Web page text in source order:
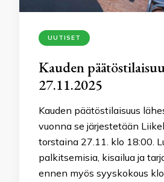
UUTISET
Kauden
27.11.2025
Kauden päätöstilaisuus
vuonna se järjestetään
torstaina 27.11. klo 18:00.
palkitsemisia, kisailua ja
ennen myös syyskokous